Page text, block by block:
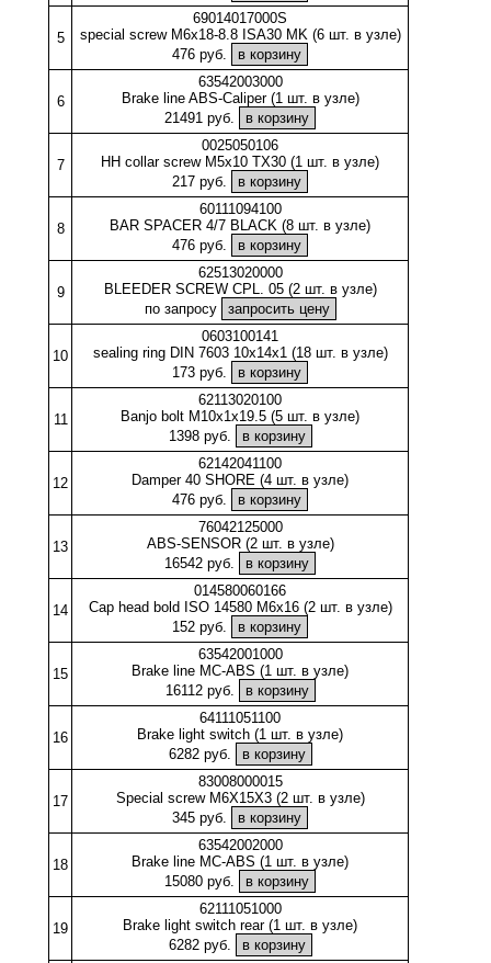
5
69014017000S
special screw M6x18-8.8 ISA30 MK (6 шт. в узле)
476 руб.
6
63542003000
Brake line ABS-Caliper (1 шт. в узле)
21491 руб.
7
0025050106
HH collar screw M5x10 TX30 (1 шт. в узле)
217 руб.
8
60111094100
BAR SPACER 4/7 BLACK (8 шт. в узле)
476 руб.
9
62513020000
BLEEDER SCREW CPL. 05 (2 шт. в узле)
по запросу
10
0603100141
sealing ring DIN 7603 10x14x1 (18 шт. в узле)
173 руб.
11
62113020100
Banjo bolt M10x1x19.5 (5 шт. в узле)
1398 руб.
12
62142041100
Damper 40 SHORE (4 шт. в узле)
476 руб.
13
76042125000
ABS-SENSOR (2 шт. в узле)
16542 руб.
14
014580060166
Cap head bold ISO 14580 M6x16 (2 шт. в узле)
152 руб.
15
63542001000
Brake line MC-ABS (1 шт. в узле)
16112 руб.
16
64111051100
Brake light switch (1 шт. в узле)
6282 руб.
17
83008000015
Special screw M6X15X3 (2 шт. в узле)
345 руб.
18
63542002000
Brake line MC-ABS (1 шт. в узле)
15080 руб.
19
62111051000
Brake light switch rear (1 шт. в узле)
6282 руб.